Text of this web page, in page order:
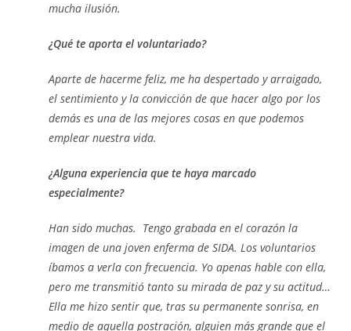
mucha ilusión.
¿Qué te aporta el voluntariado?
Aparte de hacerme feliz, me ha despertado y arraigado,
el sentimiento y la convicción de que hacer algo por los
demás es una de las mejores cosas en que podemos
emplear nuestra vida.
¿Alguna experiencia que te haya marcado
especialmente?
Han sido muchas. Tengo grabada en el corazón la
imagen de una joven enferma de SIDA. Los voluntarios
íbamos a verla con frecuencia. Yo apenas hable con ella,
pero me transmitió tanto su mirada de paz y su actitud…
Ella me hizo sentir que, tras su permanente sonrisa, en
medio de aquella postración, alguien más grande que el